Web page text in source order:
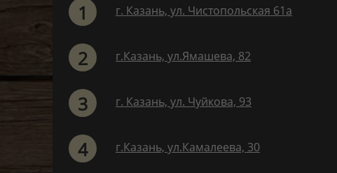
1 г. Казань, ул. Чистопольская 61а
2 г.Казань, ул.Ямашева, 82
3 г. Казань, ул. Чуйкова, 93
4 г.Казань, ул.Камалеева, 30